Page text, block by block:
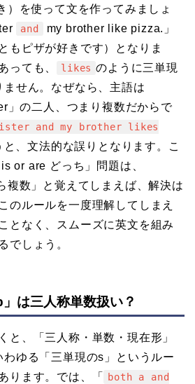
）を使って文を作ってみましょ
and
my brother like pizza.」
もピザが好きです）となりま
っても、
likes のように三単現
せん。なぜなら、主語は
」の二人、つまり複数だからで
and my brother likes
と、文法的な誤りとなります。こ
is or are どっち」問題は、
複数」と覚えてしまえば、解決は
のルールを一度理解してしまえ
となく、スムーズに英文を組み
でしょう。
は三人称単数扱い？
と、「三人称・単数・現在形」
ゆる「三単現のs」というルー
ります。では、「
both a and